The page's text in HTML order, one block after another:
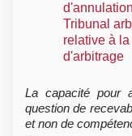
Tribunal
relative à
d'arbitrage
La capacité pour
question de
et non de